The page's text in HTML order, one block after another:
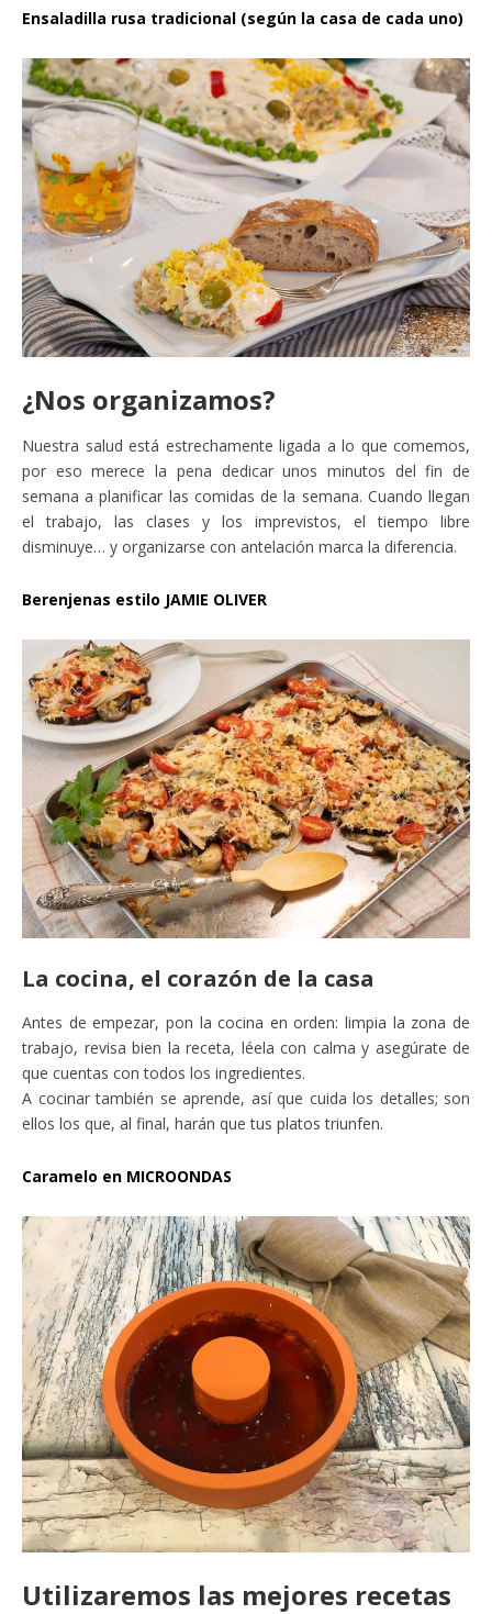
Ensaladilla rusa tradicional (según la casa de cada uno)
¿Nos organizamos?
Nuestra salud está estrechamente ligada a lo que comemos,
por eso merece la pena dedicar unos minutos del fin de
semana a planificar las comidas de la semana. Cuando llegan
el trabajo, las clases y los imprevistos, el tiempo libre
disminuye… y organizarse con antelación marca la diferencia.
Berenjenas estilo JAMIE OLIVER
La cocina, el corazón de la casa
Antes de empezar, pon la cocina en orden: limpia la zona de
trabajo, revisa bien la receta, léela con calma y asegúrate de
que cuentas con todos los ingredientes.
A cocinar también se aprende, así que cuida los detalles; son
ellos los que, al final, harán que tus platos triunfen.
Caramelo en MICROONDAS
Utilizaremos las mejores recetas